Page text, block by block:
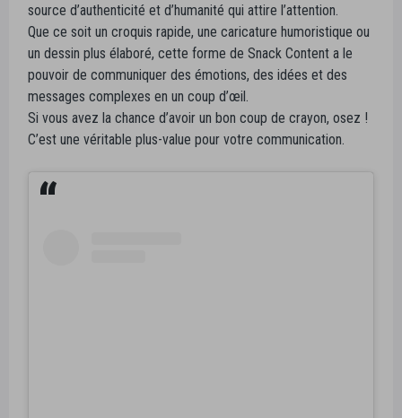
source d’authenticité et d’humanité qui attire l’attention.
Que ce soit un croquis rapide, une caricature humoristique ou
un dessin plus élaboré, cette forme de Snack Content a le
pouvoir de communiquer des émotions, des idées et des
messages complexes en un coup d’œil.
Si vous avez la chance d’avoir un bon coup de crayon, osez !
C’est une véritable plus-value pour votre communication.